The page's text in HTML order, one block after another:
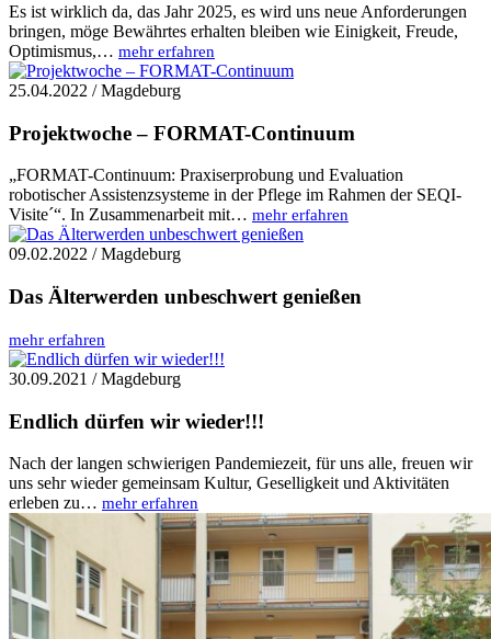
Es ist wirklich da, das Jahr 2025, es wird uns neue Anforderungen
bringen, möge Bewährtes erhalten bleiben wie Einigkeit, Freude,
Optimismus,… mehr erfahren
25.04.2022 / Magdeburg
Projektwoche – FORMAT-Continuum
„FORMAT-Continuum: Praxiserprobung und Evaluation
robotischer Assistenzsysteme in der Pflege im Rahmen der SEQI-
Visite´“. In Zusammenarbeit mit… mehr erfahren
09.02.2022 / Magdeburg
Das Älterwerden unbeschwert genießen
mehr erfahren
30.09.2021 / Magdeburg
Endlich dürfen wir wieder!!!
Nach der langen schwierigen Pandemiezeit, für uns alle, freuen wir
uns sehr wieder gemeinsam Kultur, Geselligkeit und Aktivitäten
erleben zu… mehr erfahren